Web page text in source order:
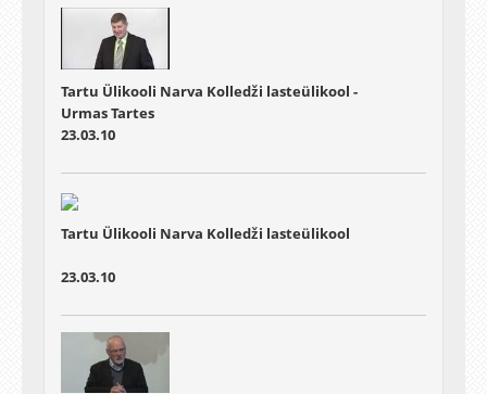
Tartu Ülikooli Narva Kolledži lasteülikool -
Urmas Tartes
23.03.10
Tartu Ülikooli Narva Kolledži lasteülikool
23.03.10